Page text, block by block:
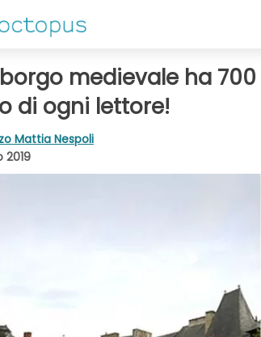
medievale ha
di ogni lettore!
Mattia Nespoli
2019